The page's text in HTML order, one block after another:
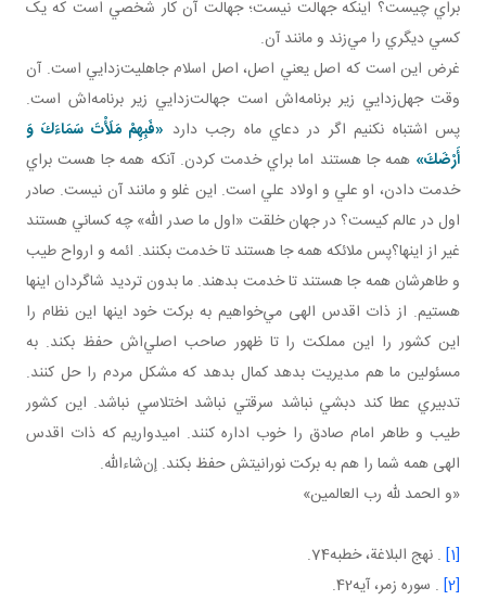
براي چيست؟ اينکه جهالت نيست؛ جهالت آن کار شخصي است که يک
کسي ديگري را مي‌زند و مانند آن.
غرض اين است که اصل يعني اصل، اصل اسلام جاهليت‌زدايي است. آن
وقت جهل‌زدايي زير برنامه‌اش است جهالت‌زدايي زير برنامه‌اش است.
پس اشتباه نکنيم اگر در دعاي ماه رجب دارد «فَبِهِمْ مَلَأْتَ سَمَاءَكَ وَ
أَرْضَكَ» همه جا هستند اما براي خدمت کردن. آنکه همه جا هست براي
خدمت‌ دادن، او علي و اولاد علي است. اين غلو و مانند آن نيست. صادر
اول در عالم کيست؟ در جهان خلقت «اول ما صدر الله» چه کساني هستند
غير از اينها؟پس ملائکه همه جا هستند تا خدمت بکنند. ائمه و ارواح طيب
و طاهرشان همه جا هستند تا خدمت بدهند. ما بدون ترديد شاگردان اينها
هستيم. از ذات اقدس الهی مي‌خواهيم به برکت خود اينها اين نظام را
اين کشور را اين مملکت را تا ظهور صاحب اصلي‌اش حفظ بکند. به
مسئولين ما هم مديريت بدهد کمال بدهد که مشکل مردم را حل کنند.
تدبيري عطا کند دبشي نباشد سرقتي نباشد اختلاسي نباشد. اين کشور
طيب و طاهر امام صادق را خوب اداره کنند. اميدواريم که ذات اقدس
الهی همه شما را هم به برکت نورانيتش حفظ بکند. إن‌شاءالله.
«و الحمد لله رب العالمين»
[1] . نهج البلاغة، خطبه74.
[2]
. سوره زمر، آيه42.